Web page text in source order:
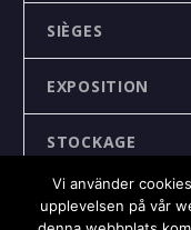
SIÈGES
EXPOSITION
STOCKAGE
RECYCLING
Vi använder
upplevelsen på vår